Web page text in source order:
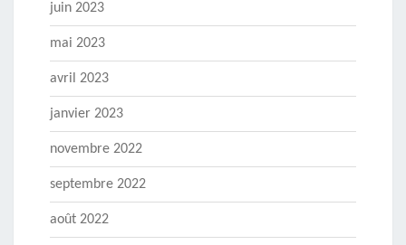
juin 2023
mai 2023
avril 2023
janvier 2023
novembre 2022
septembre 2022
août 2022